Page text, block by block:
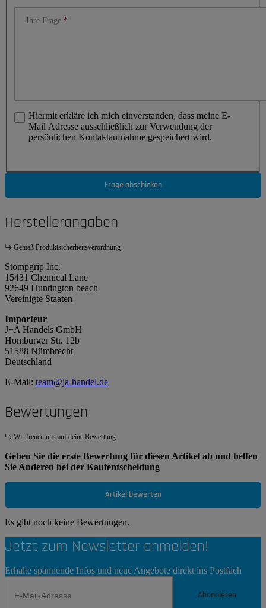
Ihre Frage
Hiermit erkläre ich mich einverstanden, dass meine E-
Mail Adresse ausschließlich zur Verwendung der
persönlichen Kontaktaufnahme gespeichert wird.
Frage abschicken
Herstellerangaben
Gemäß Produktsicherheitsverordnung
Stompgrip Inc.
15431 Chemical Lane
92649 Huntington beach
Vereinigte Staaten
Importeur
J+A Handels GmbH
Homburger Str. 12b
51588 Nümbrecht
Deutschland
E-Mail: team@ja-handel.de
Bewertungen
Wir freuen uns auf deine Bewertung
Geben Sie die erste Bewertung für diesen Artikel ab und helfen
Sie Anderen bei der Kaufentscheidung
Artikel bewerten
Es gibt noch keine Bewertungen.
Jetzt zum Newsletter anmelden!
Erhalte spannende Infos und neue Angebote direkt ins Postfach
Abonnieren